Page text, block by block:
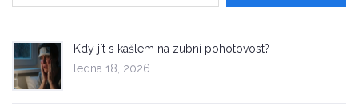
Kdy jít s kašlem na zubní pohotovost?
ledna 18, 2026